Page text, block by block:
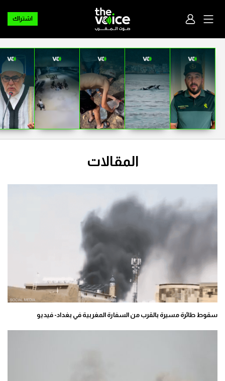
اشتراك
المقالات
سقوط طائرة مسيرة بالقرب من السفارة المغربية في بغداد- فيديو